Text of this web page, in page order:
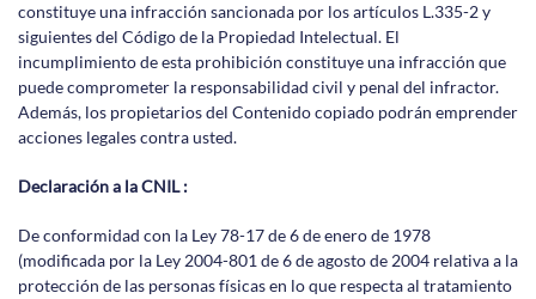
constituye una infracción sancionada por los artículos L.335-2 y
siguientes del Código de la Propiedad Intelectual. El
incumplimiento de esta prohibición constituye una infracción que
puede comprometer la responsabilidad civil y penal del infractor.
Además, los propietarios del Contenido copiado podrán emprender
acciones legales contra usted.
Declaración a la CNIL :
De conformidad con la Ley 78-17 de 6 de enero de 1978
(modificada por la Ley 2004-801 de 6 de agosto de 2004 relativa a la
protección de las personas físicas en lo que respecta al tratamiento